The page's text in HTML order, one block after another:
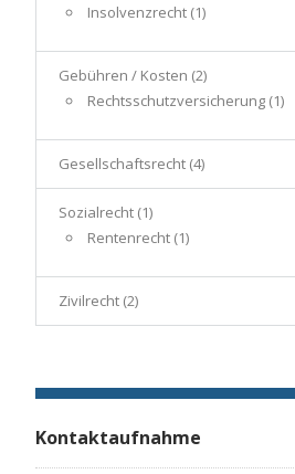
Insolvenzrecht (1)
Gebühren / Kosten (2)
Rechtsschutzversicherung (1)
Gesellschaftsrecht (4)
Sozialrecht (1)
Rentenrecht (1)
Zivilrecht (2)
Kontaktaufnahme